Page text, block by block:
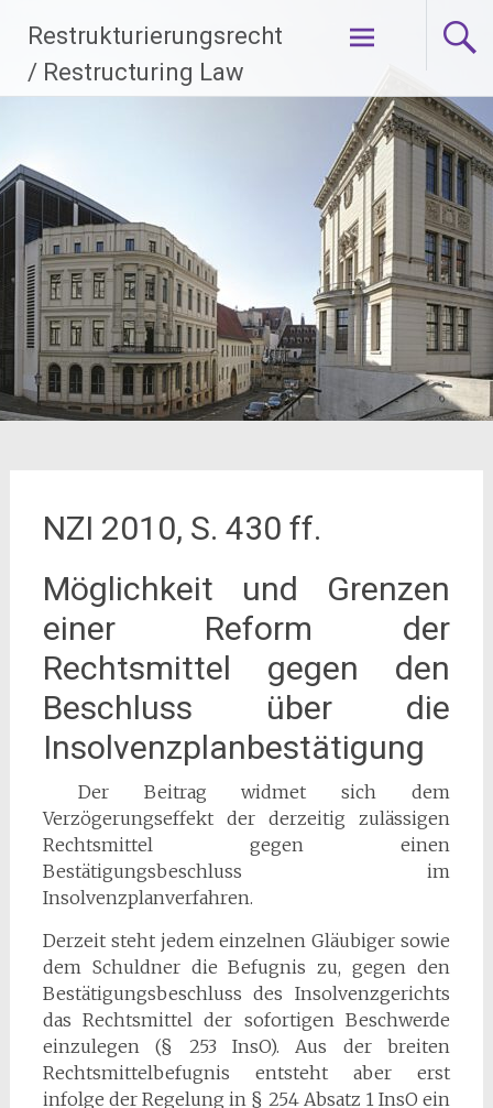
Inhalt
springen
Restrukturierungsrecht
/ Restructuring Law
NZI 2010, S. 430 ff.
Möglichkeit und Grenzen
einer Reform der
Rechtsmittel gegen den
Beschluss über die
Insolvenzplanbestätigung
Der Beitrag widmet sich dem
Verzögerungseffekt der derzeitig zulässigen
Rechtsmittel gegen einen
Bestätigungsbeschluss im
Insolvenzplanverfahren.
Derzeit steht jedem einzelnen Gläubiger sowie
dem Schuldner die Befugnis zu, gegen den
Bestätigungsbeschluss des Insolvenzgerichts
das Rechtsmittel der sofortigen Beschwerde
einzulegen (§ 253 InsO). Aus der breiten
Rechtsmittelbefugnis entsteht aber erst
infolge der Regelung in § 254 Absatz 1 InsO ein